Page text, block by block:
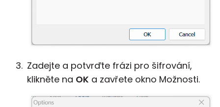
Zadejte a potvrďte frázi pro šifrování,
klikněte na OK a zavřete okno Možnosti.